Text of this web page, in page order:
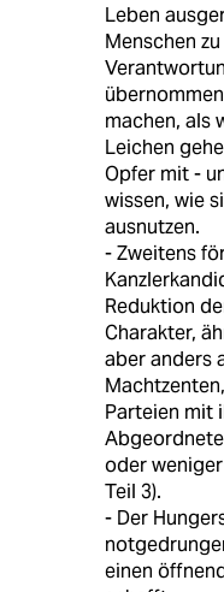
Leben
Menschen
machen, als
Leichen
Opfer mit -
wissen, wie
ausnutzen.
- Zweitens
Reduktion
Charakter,
aber anders
Parteien mit
oder
Teil 3).
- Der
einen